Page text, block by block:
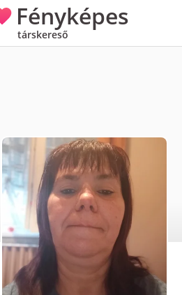
Fényképes
társkereső